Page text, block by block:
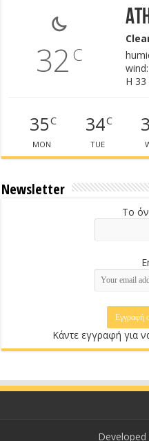
32 C
H 33
35C
MON
34C
TUE
Newsletter
Το
Κάντε εγγραφή για
Developed